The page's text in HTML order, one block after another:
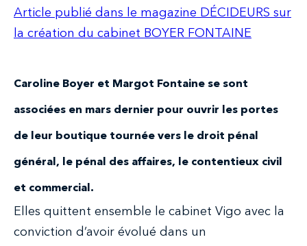
Article publié dans le magazine DÉCIDEURS sur
la création du cabinet BOYER FONTAINE
Caroline Boyer et Margot Fontaine se sont
associées en mars dernier pour ouvrir les portes
de leur boutique tournée vers le droit pénal
général, le pénal des affaires, le contentieux civil
et commercial.
Elles quittent ensemble le cabinet Vigo avec la
conviction d’avoir évolué dans un